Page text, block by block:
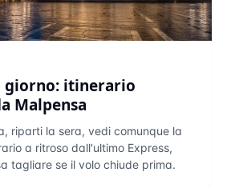
giorno: itinerario
Malpensa
riparti la sera, vedi comunque la
a ritroso dall'ultimo Express,
tagliare se il volo chiude prima.